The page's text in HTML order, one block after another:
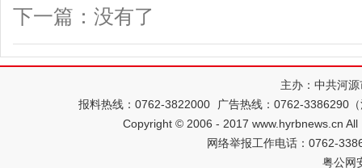
下一篇：没有了